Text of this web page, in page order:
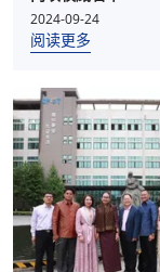
2024-09-24
阅读更多